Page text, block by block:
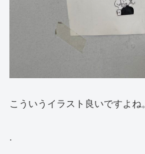
こういうイラスト良いですよね。
.